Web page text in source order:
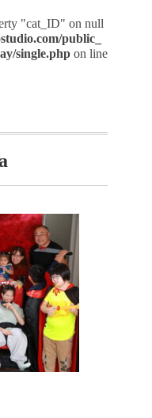
"cat_ID" on null
public_
single.php on line